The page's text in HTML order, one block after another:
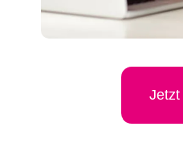
Jetzt